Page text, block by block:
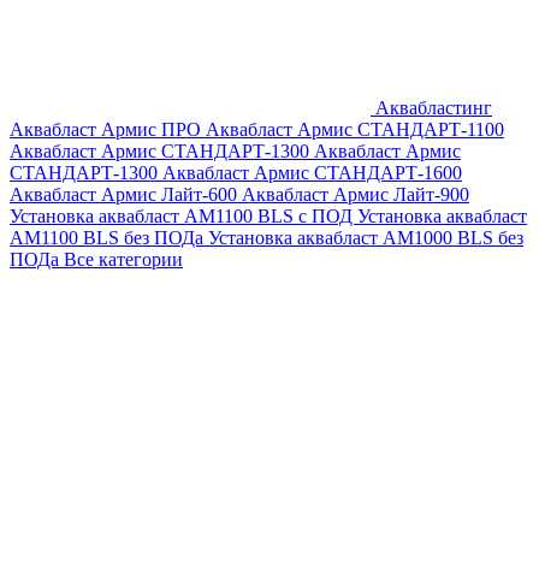
Аквабластинг
Аквабласт Армис ПРО Аквабласт Армис СТАНДАРТ-1100
Аквабласт Армис СТАНДАРТ-1300 Аквабласт Армис
СТАНДАРТ-1300 Аквабласт Армис СТАНДАРТ-1600
Аквабласт Армис Лайт-600 Аквабласт Армис Лайт-900
Установка аквабласт AM1100 BLS с ПОД Установка аквабласт
AM1100 BLS без ПОДа Установка аквабласт AM1000 BLS без
ПОДа Все категории